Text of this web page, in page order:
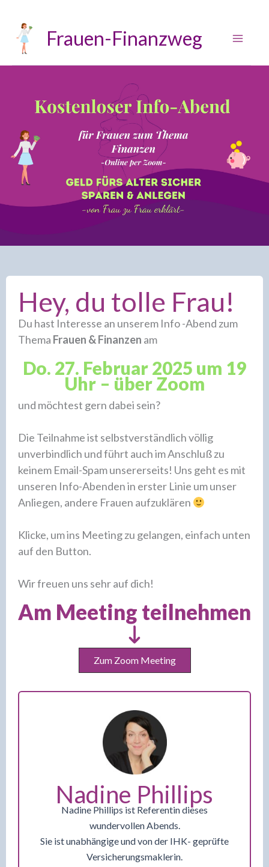
Inhalt
springen
Frauen-Finanzweg
Hey, du tolle Frau!
Du hast Interesse an unserem Info -Abend zum
Thema Frauen & Finanzen am
Do. 27. Februar 2025 um 19
Uhr – über Zoom
und möchtest gern dabei sein?
Die Teilnahme ist selbstverständlich völlig
unverbindlich und führt auch im Anschluß zu
keinem Email-Spam unsererseits! Uns geht es mit
unseren Info-Abenden in erster Linie um unser
Anliegen, andere Frauen aufzuklären
Klicke, um ins Meeting zu gelangen, einfach unten
auf den Button.
Wir freuen uns sehr auf dich!
Am Meeting teilnehmen
Zum Zoom Meeting
Nadine Phillips
Nadine Phillips ist Referentin dieses
wundervollen Abends.
Sie ist unabhängige und von der IHK- geprüfte
Versicherungsmaklerin.